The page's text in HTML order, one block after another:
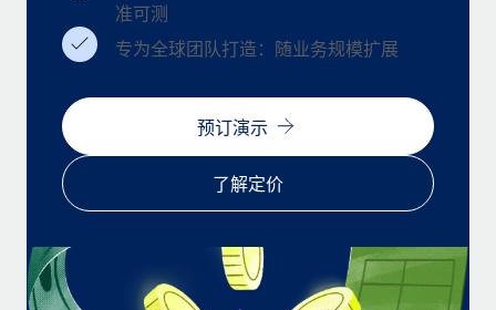
福利
轻松管理员工福利
What a Workday global payroll implementation
actually looks like
six-month project with a dedicated team....
了解更多
准可测
专为全球团队打造：随业务规模扩展
预订演示
了解定价